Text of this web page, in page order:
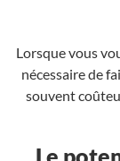
Lorsque vous
nécessaire de
souvent
Le